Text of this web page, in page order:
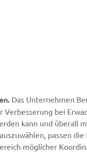
Das Unternehmen
bei
kann und überall
passen die
möglicher